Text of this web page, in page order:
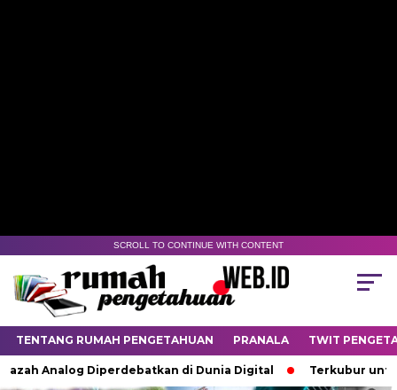
SCROLL TO CONTINUE WITH CONTENT
TENTANG RUMAH PENGETAHUAN PRANALA TWIT
Analog Diperdebatkan di Dunia Digital Terkubur untuk